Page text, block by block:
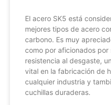
El acero SK5 está
mejores tipos de acero
carbono. Es muy
como por aficionados
resistencia al desgaste,
vital en la fabricación de
cualquier industria y
cuchillas duraderas.